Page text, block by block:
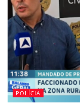
POLÍCIA